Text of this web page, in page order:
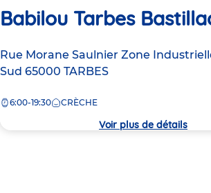
Babilou Tarbes
Adresse
de
crèche
Rue Morane Saulnier Zone
Sud 65000 TARBES
6:00-19:30 CRÈCHE
Voir plus de détails